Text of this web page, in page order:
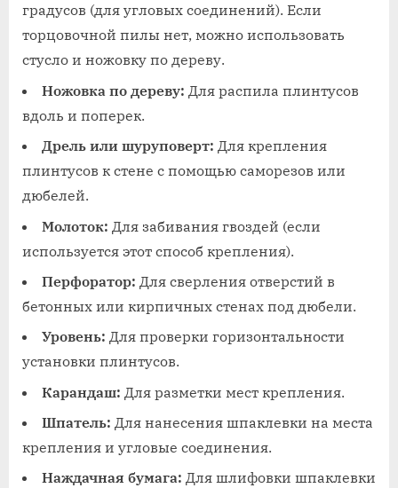
градусов (для угловых соединений). Если
торцовочной пилы нет, можно использовать
стусло и ножовку по дереву.
Ножовка по дереву: Для распила плинтусов
вдоль и поперек.
Дрель или шуруповерт: Для крепления
плинтусов к стене с помощью саморезов или
дюбелей.
Молоток: Для забивания гвоздей (если
используется этот способ крепления).
Перфоратор: Для сверления отверстий в
бетонных или кирпичных стенах под дюбели.
Уровень: Для проверки горизонтальности
установки плинтусов.
Карандаш: Для разметки мест крепления.
Шпатель: Для нанесения шпаклевки на места
крепления и угловые соединения.
Наждачная бумага: Для шлифовки шпаклевки